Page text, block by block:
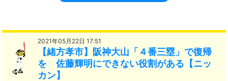
2021年05月22日 17:51
【緒方孝市】阪神大山「４番三塁」で復帰
を 佐藤輝明にできない役割がある【ニッ
カン】